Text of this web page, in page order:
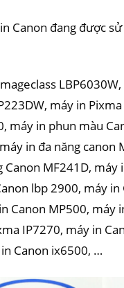
Canon đang được
máy in
máy in phun màu
in đa năng canon
Canon MF241D, máy
lbp 2900, máy in
Canon MP500, máy
IP7270, máy in
Canon ix6500, …